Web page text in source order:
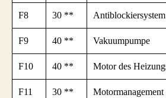
F8 30 **
F9 40 ** Vakuumpumpe
F10 40 ** Motor des
F11 30 ** Motormanagement